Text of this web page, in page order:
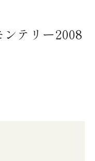
テリー2008